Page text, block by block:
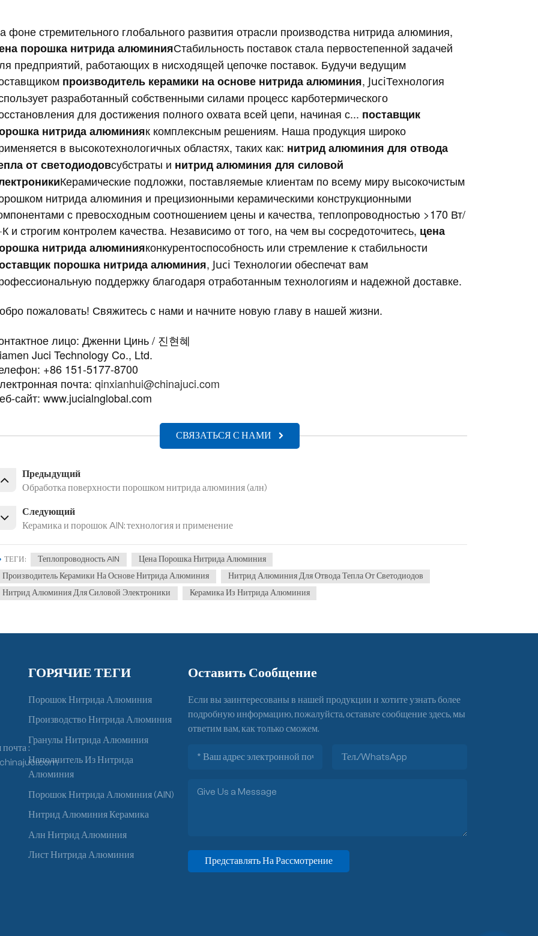
фоне стремительного глобального развития отрасли производства нитрида алюминия,
порошка нитрида алюминияСтабильность поставок стала первостепенной задачей
предприятий, работающих в нисходящей цепочке поставок. Будучи ведущим
производитель керамики на основе нитрида алюминия, JuciТехнология
разработанный собственными силами процесс карботермического
для достижения полного охвата всей цепи, начиная с... поставщик
нитрида алюминияк комплексным решениям. Наша продукция широко
в высокотехнологичных областях, таких как: нитрид алюминия для отвода
от светодиодовсубстраты и нитрид алюминия для силовой
Керамические подложки, поставляемые клиентам по всему миру высокочистым
нитрида алюминия и прецизионными керамическими конструкционными
с превосходным соотношением цены и качества, теплопроводностью >170 Вт/
и строгим контролем качества. Независимо от того, на чем вы сосредоточитесь, цена
нитрида алюминияконкурентоспособность или стремление к стабильности
порошка нитрида алюминия, Juci Технологии обеспечат вам
поддержку благодаря отработанным технологиям и надежной доставке.
пожаловать! Свяжитесь с нами и начните новую главу в нашей жизни.
лицо: Дженни Цинь / 진현혜
Juci Technology Co., Ltd.
+86 151-5177-8700
почта:qinxianhui@chinajuci.com
сайт: www.jucialnglobal.com
СВЯЗАТЬСЯ С НАМИ
Предыдущий
Обработка поверхности порошком нитрида алюминия (алн)
Следующий
Керамика и порошок AlN: технология и применение
ТЕГИ : Теплопроводность AlN
Цена Порошка Нитрида Алюминия
Производитель Керамики На Основе Нитрида Алюминия
Нитрид Алюминия Для Отвода Тепла От Светодиодов
Нитрид Алюминия Для Силовой Электроники
Керамика Из Нитрида Алюминия
:
ГОРЯЧИЕ ТЕГИ
Порошок Нитрида Алюминия
Производство Нитрида Алюминия
Гранулы Нитрида Алюминия
Наполнитель Из Нитрида
Алюминия
Порошок Нитрида Алюминия (AlN)
Нитрид Алюминия Керамика
Алн Нитрид Алюминия
Лист Нитрида Алюминия
Оставить Сообщение
Если вы заинтересованы в нашей продукции и хотите узнать более
подробную информацию, пожалуйста, оставьте сообщение здесь, мы
ответим вам, как только сможем.
Представлять На Рассмотрение